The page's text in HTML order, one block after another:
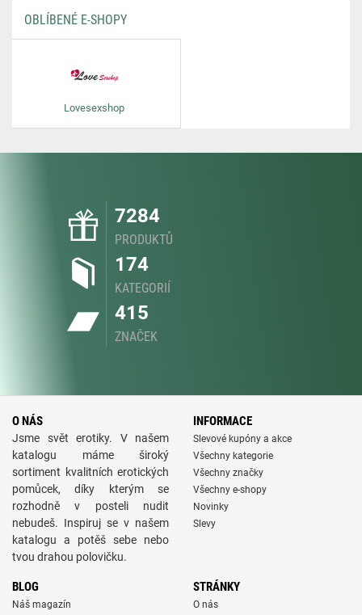
OBLÍBENÉ E-SHOPY
Lovesexshop
7284
PRODUKTŮ
174
KATEGORIÍ
415
ZNAČEK
O NÁS
Jsme svět erotiky. V našem
katalogu máme široký
sortiment kvalitních erotických
pomůcek, díky kterým se
rozhodně v posteli nudit
nebudeš. Inspiruj se v našem
katalogu a potěš sebe nebo
tvou drahou polovičku.
INFORMACE
Slevové kupóny a akce
Všechny kategorie
Všechny značky
Všechny e-shopy
Novinky
Slevy
BLOG
Náš magazín
STRÁNKY
O nás